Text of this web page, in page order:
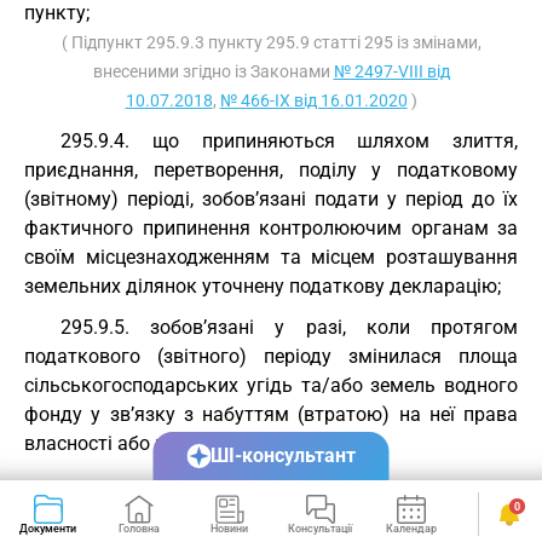
пункту;
( Підпункт 295.9.3 пункту 295.9 статті 295 із змінами,
внесеними згідно із Законами № 2497-VIII від
10.07.2018, № 466-IX від 16.01.2020 )
295.9.4. що припиняються шляхом злиття,
приєднання, перетворення, поділу у податковому
(звітному) періоді, зобов’язані подати у період до їх
фактичного припинення контролюючим органам за
своїм місцезнаходженням та місцем розташування
земельних ділянок уточнену податкову декларацію;
295.9.5. зобов’язані у разі, коли протягом
податкового (звітного) періоду змінилася площа
сільськогосподарських угідь та/або земель водного
фонду у зв’язку з набуттям (втратою) на неї права
власності або користування:
уточнити суму податкових зобов’язань з податку
на період починаючи з дати набуття (втрати) такого
права до останнього дня податкового (звітного)
Документи Головна Новини Консультації Календар Сервіси
0
ШІ-консультант